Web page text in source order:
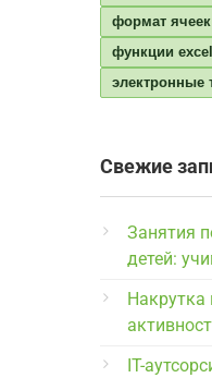
формат ячеек
функции excel
электронные
Свежие
Занятия
детей:
Накрутка
IT-